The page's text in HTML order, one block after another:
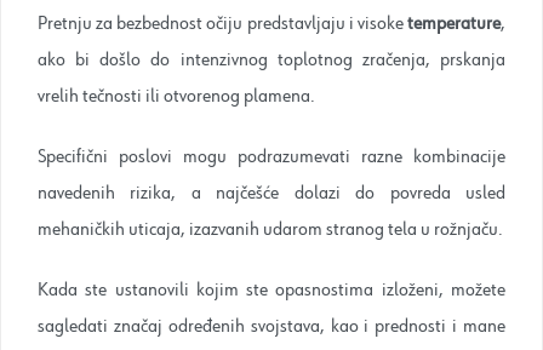
Pretnju za bezbednost očiju predstavljaju i visoketemperature,
ako bi došlo do intenzivnog toplotnog zračenja, prskanja
vrelih tečnosti ili otvorenog plamena.
Specifični poslovi mogu podrazumevati razne kombinacije
navedenih rizika, a najčešće dolazi do povreda usled
mehaničkih uticaja, izazvanih udarom stranog tela u rožnjaču.
Kada ste ustanovili kojim ste opasnostima izloženi, možete
sagledati značaj određenih svojstava, kao i prednosti i mane